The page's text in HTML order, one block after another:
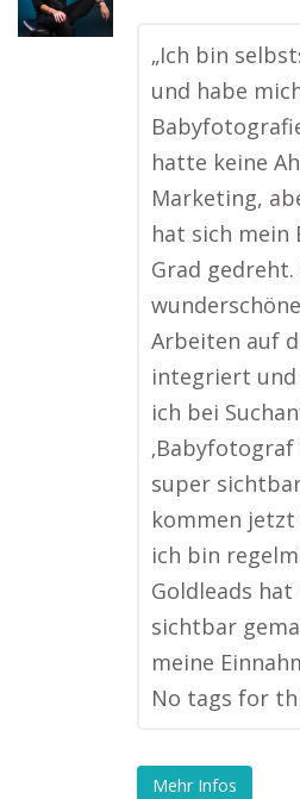
„Ich bin
und habe
hatte keine
Marketing,
hat sich mein
Grad gedreht.
Arbeiten auf
integriert und
ich bei
super
kommen
ich bin
Goldleads
sichtbar
meine
No tags for
Mehr Infos